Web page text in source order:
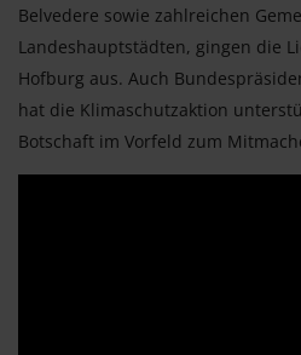
Belvedere sowie zahlreichen
Landeshauptstädten, gingen die
Hofburg aus. Auch
hat die Klimaschutzaktion
Botschaft im Vorfeld zum